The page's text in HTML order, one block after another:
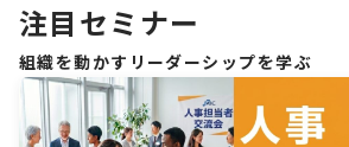
注目セミナー
組織を動かすリーダーシップを学ぶ